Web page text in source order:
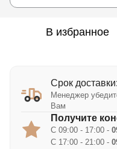
В избранное
Срок доставки:
Менеджер
Вам
Получите
С 09:00 - 17:00 -
С 17:00 - 21:00 -